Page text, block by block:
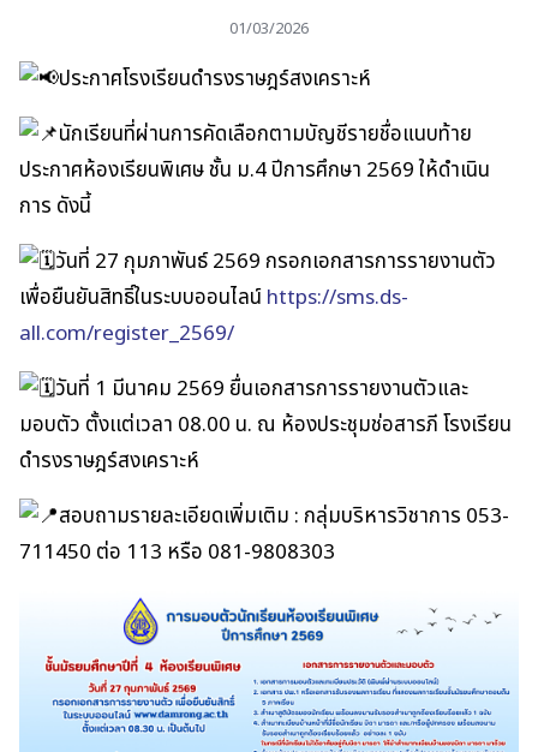
01/03/2026
ประกาศโรงเรียนดำรงราษฎร์สงเคราะห์
นักเรียนที่ผ่านการคัดเลือกตามบัญชีรายชื่อแนบท้าย
ประกาศห้องเรียนพิเศษ ชั้น ม.4 ปีการศึกษา 2569 ให้ดำเนิน
การ ดังนี้
วันที่ 27 กุมภาพันธ์ 2569 กรอกเอกสารการรายงานตัว
เพื่อยืนยันสิทธิ์ในระบบออนไลน์https://sms.ds-
all.com/register_2569/
วันที่ 1 มีนาคม 2569 ยื่นเอกสารการรายงานตัวและ
มอบตัว ตั้งเเต่เวลา 08.00 น. ณ ห้องประชุมช่อสารภี โรงเรียน
ดำรงราษฎร์สงเคราะห์
สอบถามรายละเอียดเพิ่มเติม : กลุ่มบริหารวิชาการ 053-
711450 ต่อ 113 หรือ 081-9808303